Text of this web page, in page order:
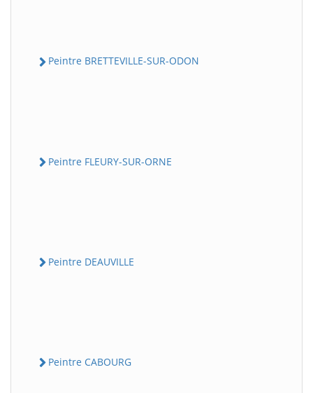
Peintre BRETTEVILLE-SUR-ODON
Peintre FLEURY-SUR-ORNE
Peintre DEAUVILLE
Peintre CABOURG